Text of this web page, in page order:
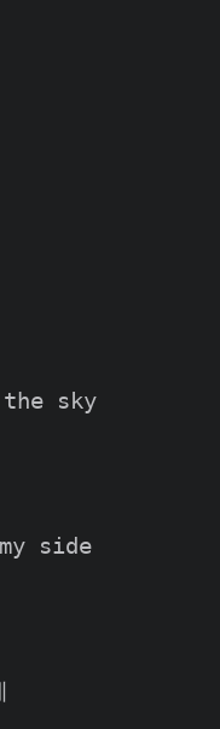
the sky
side